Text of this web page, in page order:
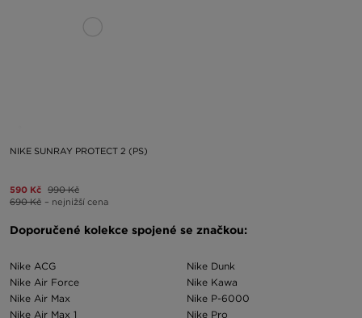
NIKE SUNRAY PROTECT 2 (PS)
590 Kč 990 Kč
690 Kč – nejnižší cena
Doporučené kolekce spojené se značkou:
Nike ACG
Nike Air Force
Nike Air Max
Nike Air Max 1
Nike Dunk
Nike Kawa
Nike P-6000
Nike Pro